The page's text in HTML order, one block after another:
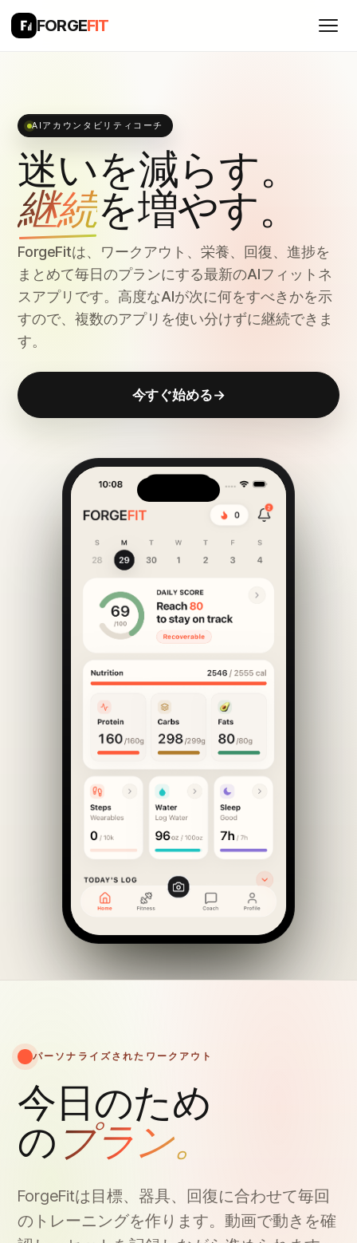
FORGEFIT
AIアカウンタビリティコーチ
迷いを減らす。
継続を増やす。
ForgeFitは、ワークアウト、栄養、回復、進捗を
まとめて毎日のプランにする最新のAIフィットネ
スアプリです。高度なAIが次に何をすべきかを示
すので、複数のアプリを使い分けずに継続できま
す。
今すぐ始める→
パーソナライズされたワークアウト
今日のため
の プラン。
ForgeFitは目標、器具、回復に合わせて毎回
のトレーニングを作ります。動画で動きを確